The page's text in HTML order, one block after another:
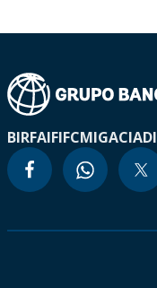
BIRFAIFIFCMIGACIADI